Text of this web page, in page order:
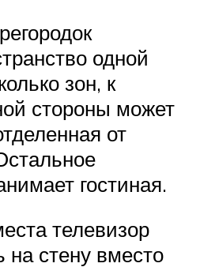
одной
зон, к
стороны может
от
гостиная.
телевизор
стену вместо